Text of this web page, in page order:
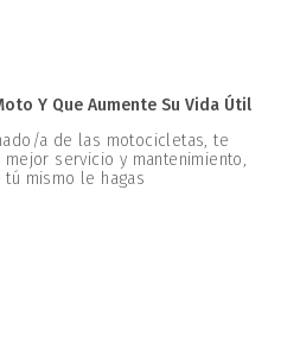
Y Que Aumente Su Vida Útil
a de las motocicletas, te
servicio y mantenimiento,
mismo le hagas